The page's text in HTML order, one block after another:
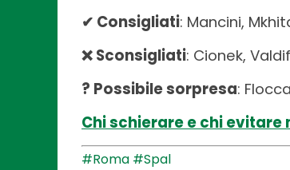
✔ Consigliati: Mancini,
❌ Sconsigliati: Cionek,
? Possibile sorpresa:
Chi schierare e chi
#Roma #Spal